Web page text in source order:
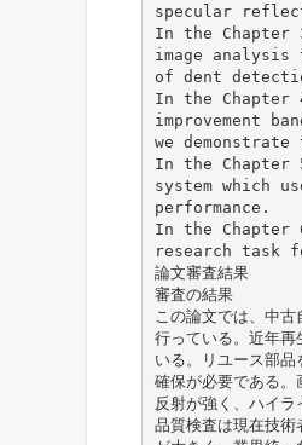
specular
In the
image
of dent
In the
improvement
we
In the Chapter
system which
performance.
In the Chapter
research task
論文審査結果
審査の結果
この論文では、中
行っている。近年再
いる。リユース部
確保が必要である。
反射が強く、ハイラ
品質検査は現在技術